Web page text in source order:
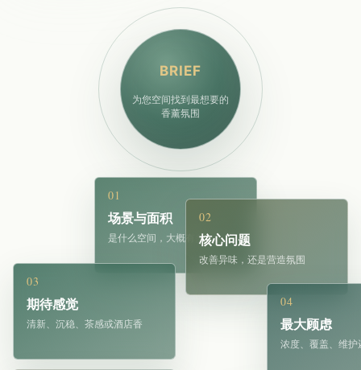
BRIEF
为您空间找到最想要的
香薰氛围
01
场景与面积
是什么空间，大概有多大
02
核心问题
改善异味，还是营造氛围
03
期待感觉
清新、沉稳、茶感或酒店香
04
最大顾虑
浓度、覆盖、维护